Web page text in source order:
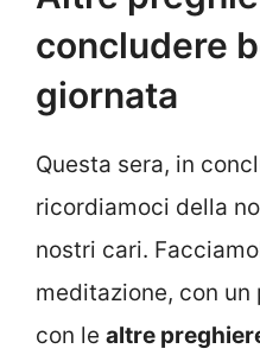
concludere
giornata
Questa sera, in
ricordiamoci della
nostri cari.
meditazione, con
con le altre